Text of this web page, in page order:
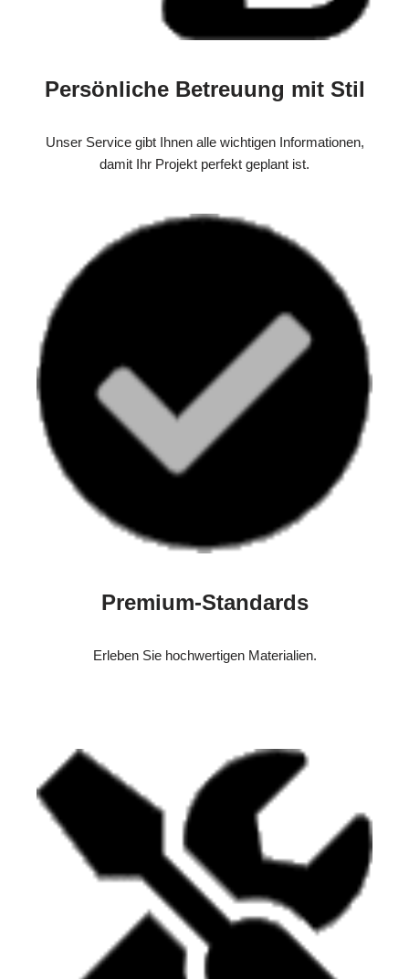
Persönliche Betreuung mit Stil
Unser Service gibt Ihnen alle wichtigen Informationen,
damit Ihr Projekt perfekt geplant ist.
Premium-Standards
Erleben Sie hochwertigen Materialien.